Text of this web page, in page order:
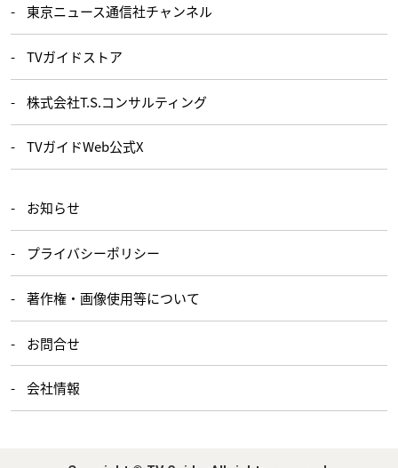
東京ニュース通信社チャンネル
TVガイドストア
株式会社T.S.コンサルティング
TVガイドWeb公式X
お知らせ
プライバシーポリシー
著作権・画像使用等について
お問合せ
会社情報